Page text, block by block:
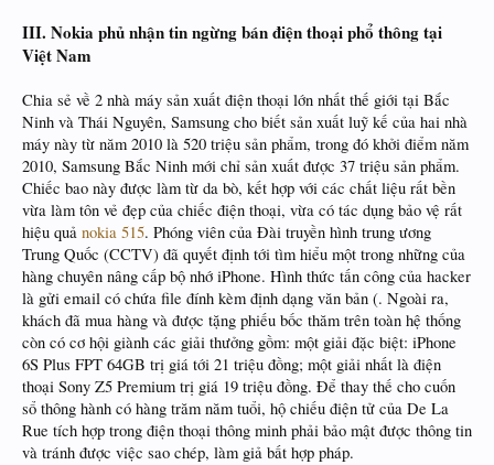
III. Nokia phủ nhận tin ngừng bán điện thoại phổ thông tại
Việt Nam
Chia sẻ về 2 nhà máy sản xuất điện thoại lớn nhất thế giới tại Bắc
Ninh và Thái Nguyên, Samsung cho biết sản xuất luỹ kế của hai nhà
máy này từ năm 2010 là 520 triệu sản phẩm, trong đó khởi điểm năm
2010, Samsung Bắc Ninh mới chỉ sản xuất được 37 triệu sản phẩm.
Chiếc bao này được làm từ da bò, kết hợp với các chất liệu rất bền
vừa làm tôn vẻ đẹp của chiếc điện thoại, vừa có tác dụng bảo vệ rất
hiệu quả nokia 515. Phóng viên của Đài truyền hình trung ương
Trung Quốc (CCTV) đã quyết định tới tìm hiểu một trong những của
hàng chuyên nâng cấp bộ nhớ iPhone. Hình thức tấn công của hacker
là gửi email có chứa file đính kèm định dạng văn bản (. Ngoài ra,
khách đã mua hàng và được tặng phiếu bốc thăm trên toàn hệ thống
còn có cơ hội giành các giải thưởng gồm: một giải đặc biệt: iPhone
6S Plus FPT 64GB trị giá tới 21 triệu đồng; một giải nhất là điện
thoại Sony Z5 Premium trị giá 19 triệu đồng. Để thay thế cho cuốn
sổ thông hành có hàng trăm năm tuổi, hộ chiếu điện tử của De La
Rue tích hợp trong điện thoại thông minh phải bảo mật được thông tin
và tránh được việc sao chép, làm giả bất hợp pháp.